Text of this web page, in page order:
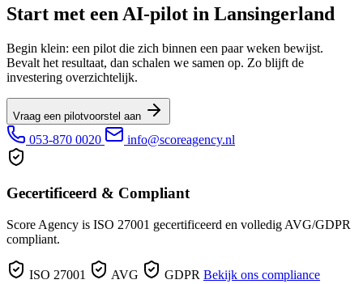
Start met een AI-pilot in Lansingerland
Begin klein: een pilot die zich binnen een paar weken bewijst.
Bevalt het resultaat, dan schalen we samen op. Zo blijft de
investering overzichtelijk.
Vraag een pilotvoorstel aan
053-870 0020 info@scoreagency.nl
Gecertificeerd & Compliant
Score Agency is ISO 27001 gecertificeerd en volledig AVG/GDPR
compliant.
ISO 27001 AVG GDPR Bekijk ons compliance